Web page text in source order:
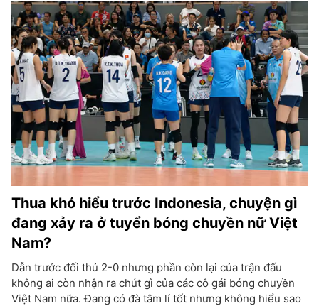
Thua khó hiểu trước Indonesia, chuyện gì
đang xảy ra ở tuyển bóng chuyền nữ Việt
Nam?
Dẫn trước đối thủ 2-0 nhưng phần còn lại của trận đấu
không ai còn nhận ra chút gì của các cô gái bóng chuyền
Việt Nam nữa. Đang có đà tâm lí tốt nhưng không hiểu sao